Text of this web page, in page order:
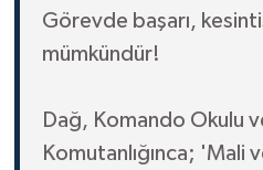
Görevde başarı,
mümkündür!
Dağ, Komando Okulu
Komutanlığınca; 'Mali